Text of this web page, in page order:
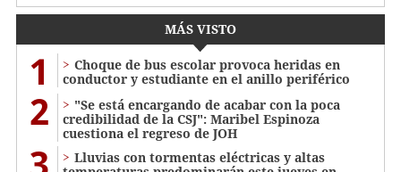
MÁS VISTO
1
Choque de bus escolar provoca heridas en
conductor y estudiante en el anillo periférico
2
"Se está encargando de acabar con la poca
credibilidad de la CSJ": Maribel Espinoza
cuestiona el regreso de JOH
Lluvias con tormentas eléctricas y altas